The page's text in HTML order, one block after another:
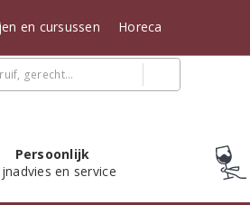
Persoonlijk
en service
en cursussen Horeca